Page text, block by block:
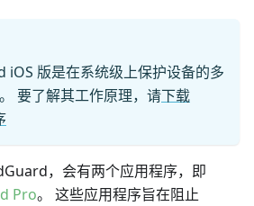
iOS 版是在系统级上保护设备的多
要了解其工作原理，请下载
，会有两个应用程序，即
Pro。 这些应用程序旨在阻止